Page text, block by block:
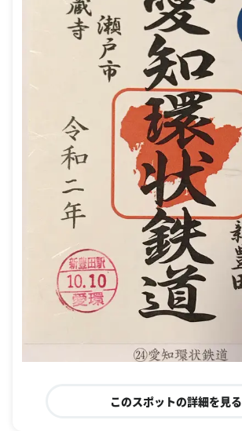
このスポットの詳細を見る